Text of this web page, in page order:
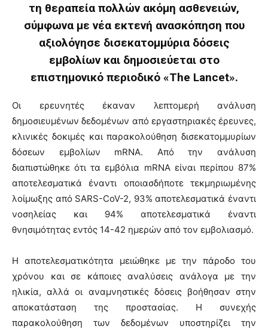
τη θεραπεία πολλών ακόμη ασθενειών,
σύμφωνα με νέα εκτενή ανασκόπηση που
αξιολόγησε δισεκατομμύρια δόσεις
εμβολίων και δημοσιεύεται στο
επιστημονικό περιοδικό «The Lancet».
Οι ερευνητές έκαναν λεπτομερή ανάλυση
δημοσιευμένων δεδομένων από εργαστηριακές έρευνες,
κλινικές δοκιμές και παρακολούθηση δισεκατομμυρίων
δόσεων εμβολίων mRNA. Από την ανάλυση
διαπιστώθηκε ότι τα εμβόλια mRNA είναι περίπου 87%
αποτελεσματικά έναντι οποιασδήποτε τεκμηριωμένης
λοίμωξης από SARS-CoV-2, 93% αποτελεσματικά έναντι
νοσηλείας και 94% αποτελεσματικά έναντι
θνησιμότητας εντός 14-42 ημερών από τον εμβολιασμό.
Η αποτελεσματικότητα μειώθηκε με την πάροδο του
χρόνου και σε κάποιες αναλύσεις ανάλογα με την
ηλικία, αλλά οι αναμνηστικές δόσεις βοήθησαν στην
αποκατάσταση της προστασίας. Η συνεχής
παρακολούθηση των δεδομένων υποστηρίζει την